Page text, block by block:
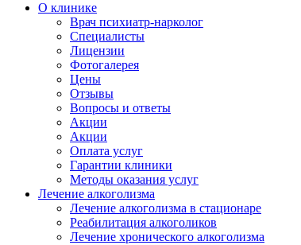
О клинике
Врач психиатр-нарколог
Специалисты
Лицензии
Фотогалерея
Цены
Отзывы
Вопросы и ответы
Акции
Акции
Оплата услуг
Гарантии клиники
Методы оказания услуг
Лечение алкоголизма
Лечение алкоголизма в стационаре
Реабилитация алкоголиков
Лечение хронического алкоголизма